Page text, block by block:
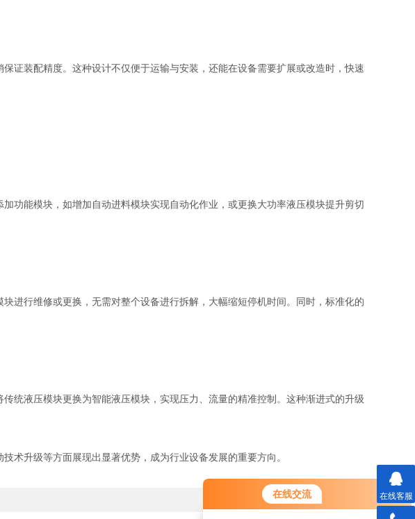
在线交流
装配精度。这种设计不仅便于运输与安装，还能在设备需要扩展或改造时，快速
能模块，如增加自动进料模块实现自动化作业，或更换大功率液压模块提升剪切
行维修或更换，无需对整个设备进行拆解，大幅缩短停机时间。同时，标准化的
液压模块更换为智能液压模块，实现压力、流量的精准控制。这种渐进式的升级
升级等方面展现出显著优势，成为行业设备发展的重要方向。
在线客服